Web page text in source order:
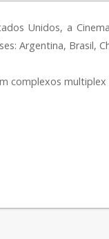
Unidos, a
Argentina, Brasil,
complexos